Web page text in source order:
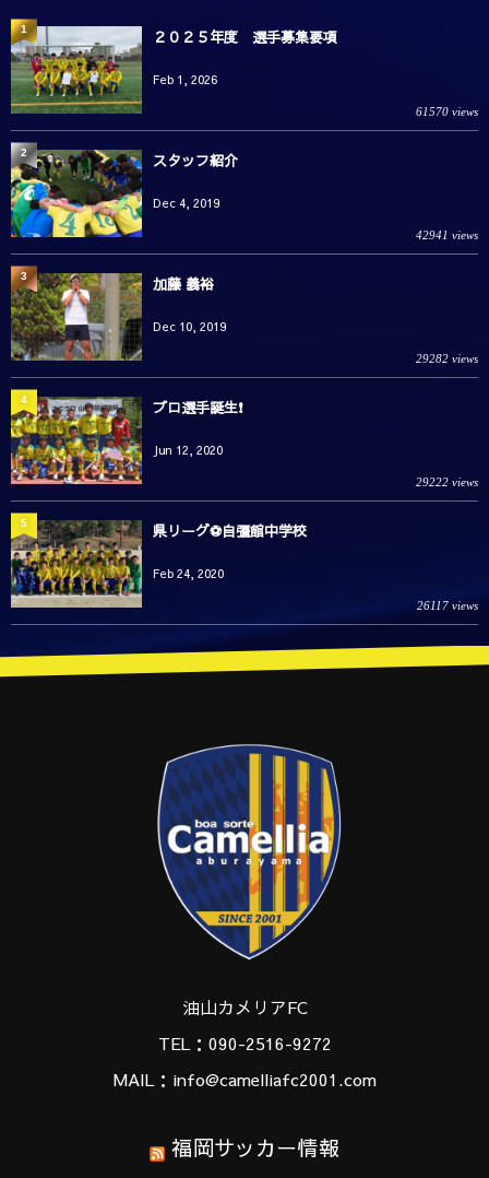
２０２５年度 選手募集要項
Feb 1, 2026
61570 views
1
スタッフ紹介
Dec 4, 2019
42941 views
2
加藤 義裕
Dec 10, 2019
29282 views
3
プロ選手誕生❗️
Jun 12, 2020
29222 views
4
県リーグ⚽️自彊館中学校
Feb 24, 2020
26117 views
5
油山カメリアFC
TEL：090-2516-9272
MAIL：info@camelliafc2001.com
福岡サッカー情報